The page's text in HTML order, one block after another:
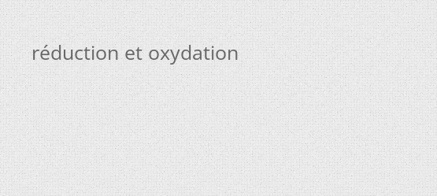
réduction et oxydation